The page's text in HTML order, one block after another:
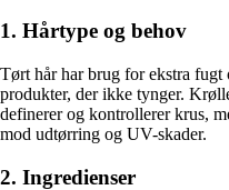
1. Hårtype og behov
Tørt hår har brug for ekstra
produkter, der ikke tynger.
definerer og kontrollerer krus,
mod udtørring og UV-skader.
2. Ingredienser